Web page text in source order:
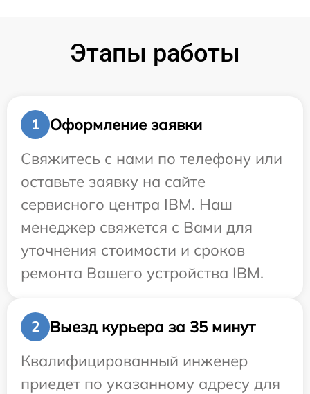
Этапы работы
1
Оформление заявки
Свяжитесь с нами по телефону или
оставьте заявку на сайте
сервисного центра IBM. Наш
менеджер свяжется с Вами для
уточнения стоимости и сроков
ремонта Вашего устройства IBM.
2
Выезд курьера за 35 минут
Квалифицированный инженер
приедет по указанному адресу для